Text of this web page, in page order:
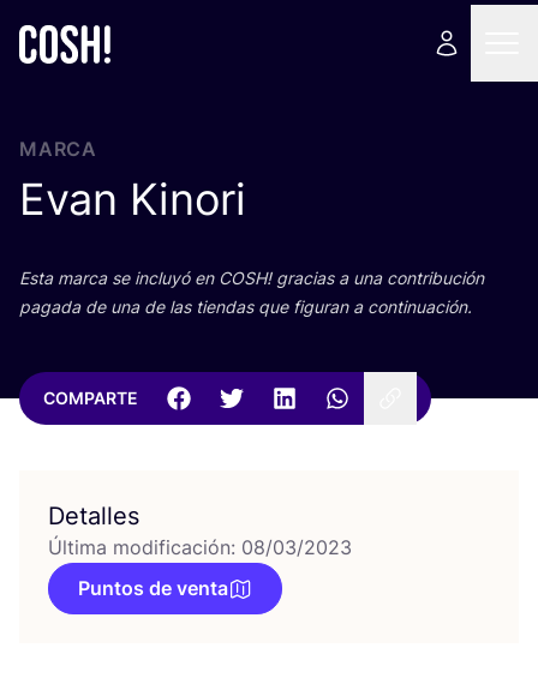
MARCA
Evan Kinori
Esta mar­ca se inclu­yó en COSH! gra­cias a una con­tri­bu­ción
paga­da de una de las tien­das que figu­ran a continuación.
COMPARTE
Detalles
Última modificación: 08/03/2023
Puntos de venta